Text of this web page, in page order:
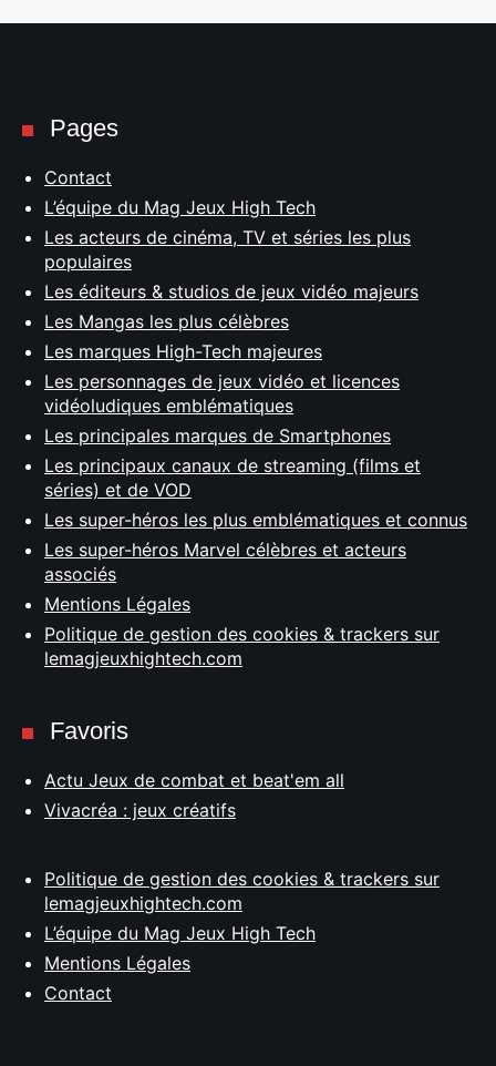
Pages
Contact
L’équipe du Mag Jeux High Tech
Les acteurs de cinéma, TV et séries les plus
populaires
Les éditeurs & studios de jeux vidéo majeurs
Les Mangas les plus célèbres
Les marques High-Tech majeures
Les personnages de jeux vidéo et licences
vidéoludiques emblématiques
Les principales marques de Smartphones
Les principaux canaux de streaming (films et
séries) et de VOD
Les super-héros les plus emblématiques et connus
Les super-héros Marvel célèbres et acteurs
associés
Mentions Légales
Politique de gestion des cookies & trackers sur
lemagjeuxhightech.com
Favoris
Actu Jeux de combat et beat'em all
Vivacréa : jeux créatifs
Politique de gestion des cookies & trackers sur
lemagjeuxhightech.com
L’équipe du Mag Jeux High Tech
Mentions Légales
Contact